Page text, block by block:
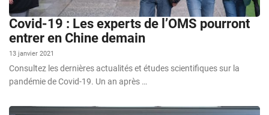
Covid-19 : Les experts de l’OMS pourront
entrer en Chine demain
13 janvier 2021
Consultez les dernières actualités et études scientifiques sur la
pandémie de Covid-19. Un an après …